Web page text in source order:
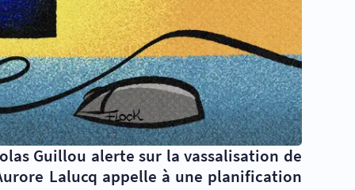
Guillou alerte sur la vassalisation de
Lalucq appelle à une planification